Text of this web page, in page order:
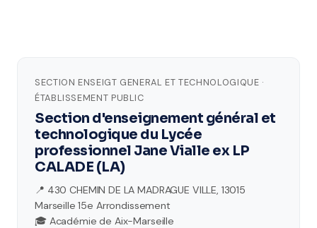
SECTION ENSEIGT GENERAL ET TECHNOLOGIQUE ·
ÉTABLISSEMENT PUBLIC
Section d'enseignement général et
technologique du Lycée
professionnel Jane Vialle ex LP
CALADE (LA)
📍 430 CHEMIN DE LA MADRAGUE VILLE, 13015
Marseille 15e Arrondissement
🎓 Académie de Aix-Marseille